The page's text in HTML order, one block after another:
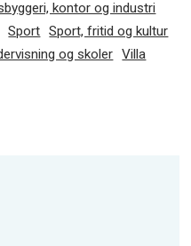
kontor og industri
Sport Sport, fritid og kultur
og skoler Villa